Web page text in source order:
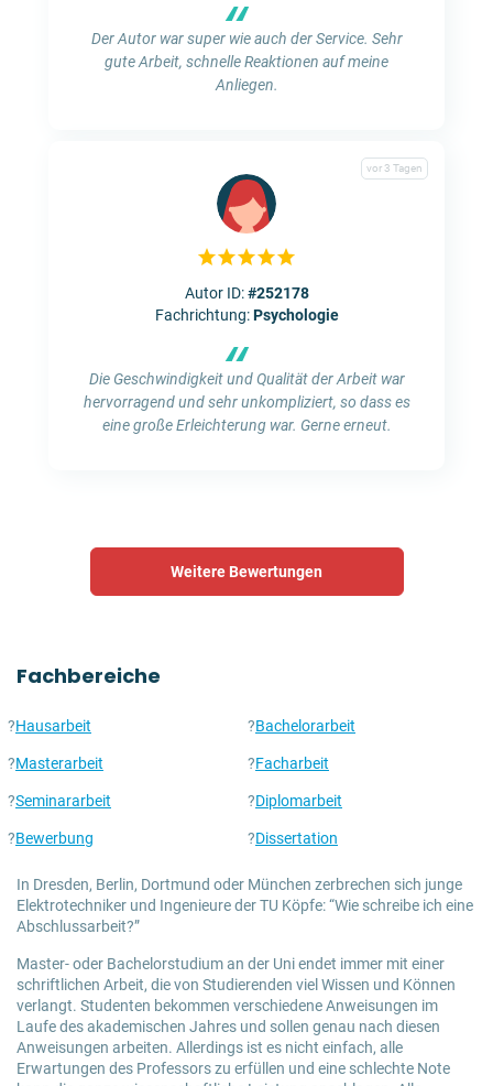
“
Der Autor war super wie auch der Service. Sehr
gute Arbeit, schnelle Reaktionen auf meine
Anliegen.
vor 3 Tagen
Autor ID:#252178
Fachrichtung:Psychologie
“
Die Geschwindigkeit und Qualität der Arbeit war
hervorragend und sehr unkompliziert, so dass es
eine große Erleichterung war. Gerne erneut.
Weitere Bewertungen
Fachbereiche
?Hausarbeit ?Bachelorarbeit
?Masterarbeit ?Facharbeit
?Seminararbeit ?Diplomarbeit
?Bewerbung ?Dissertation
In Dresden, Berlin, Dortmund oder München zerbrechen sich junge
Elektrotechniker und Ingenieure der TU Köpfe: “Wie schreibe ich eine
Abschlussarbeit?”
Master- oder Bachelorstudium an der Uni endet immer mit einer
schriftlichen Arbeit, die von Studierenden viel Wissen und Können
verlangt. Studenten bekommen verschiedene Anweisungen im
Laufe des akademischen Jahres und sollen genau nach diesen
Anweisungen arbeiten. Allerdings ist es nicht einfach, alle
Erwartungen des Professors zu erfüllen und eine schlechte Note